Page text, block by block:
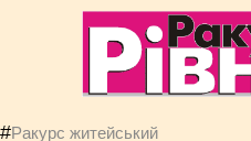
#Ракурс житейський